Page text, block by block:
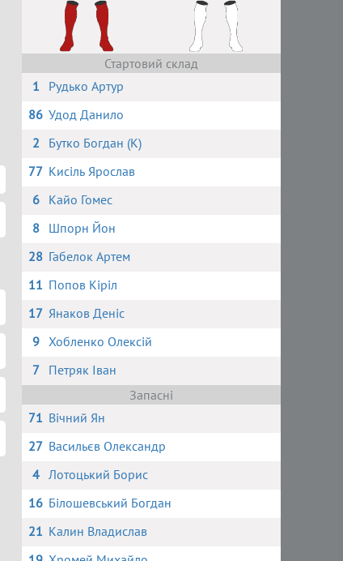
Стартовий склад
1
Рудько Артур
86 Удод Данило
2
Бутко Богдан (К)
77 Кисіль Ярослав
6
Кайо Гомес
8
Шпорн Йон
28 Габелок Артем
11 Попов Кіріл
17 Янаков Деніс
9 Хобленко Олексій
7
Петряк Іван
Запасні
71 Вічний Ян
27 Васильєв Олександр
4 Лотоцький Борис
16 Білошевський Богдан
21 Калин Владислав